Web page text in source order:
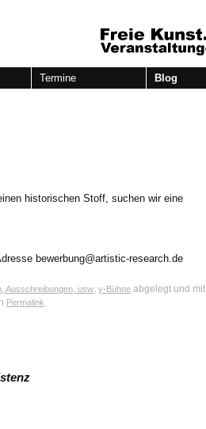
Termine Blog
historischen Stoff, suchen wir eine
bewerbung@artistic-research.de
Ausschreibungen, usw y-Bühne abgelegt und mit
Permalink